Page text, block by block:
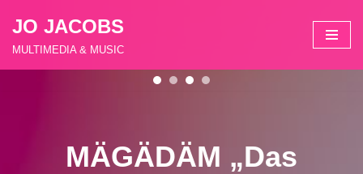
Zum
JO JACOBS
MULTIMEDIA & MUSIC
MÄGÄDÄM „Das